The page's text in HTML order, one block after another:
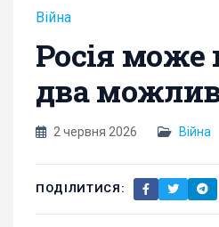
Війна
Росія може
два
2 червня 2026 Війна
ПОДІЛИТИСЯ: